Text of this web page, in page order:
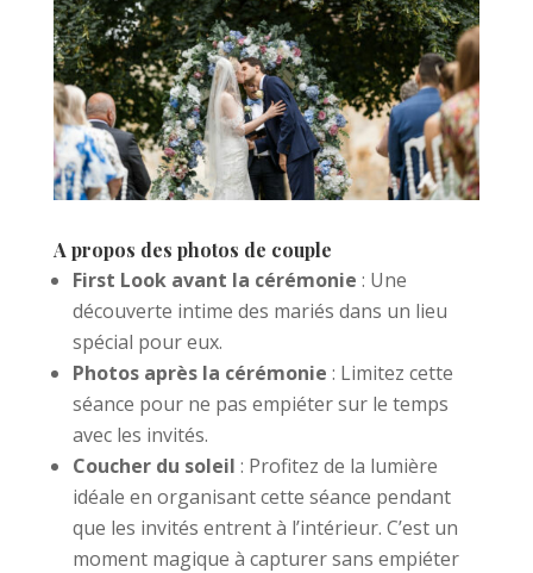
A propos des photos de couple
First Look avant la cérémonie : Une
découverte intime des mariés dans un lieu
spécial pour eux.
Photos après la cérémonie : Limitez cette
séance pour ne pas empiéter sur le temps
avec les invités.
Coucher du soleil : Profitez de la lumière
idéale en organisant cette séance pendant
que les invités entrent à l’intérieur. C’est un
moment magique à capturer sans empiéter